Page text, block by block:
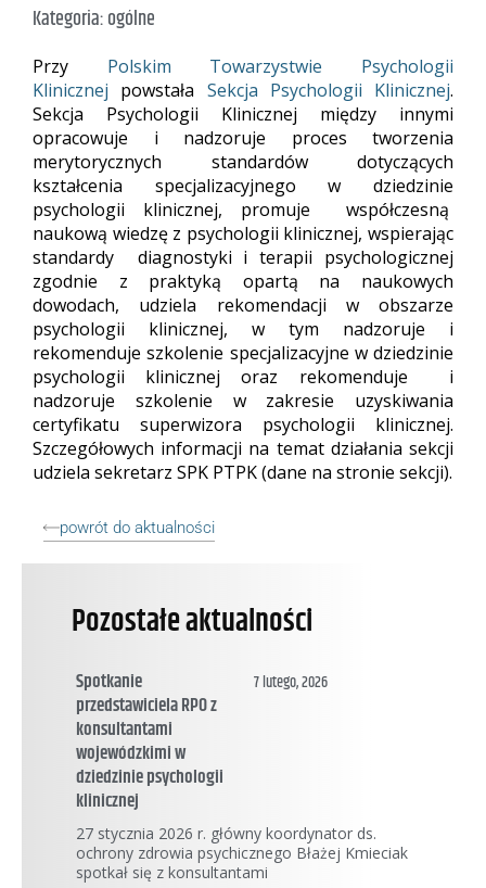
Pozostałe aktualności
Spotkanie
przedstawiciela RPO z
konsultantami
wojewódzkimi w
dziedzinie psychologii
klinicznej
7 lutego, 2026
27 stycznia 2026 r. główny koordynator ds.
ochrony zdrowia psychicznego Błażej Kmieciak
spotkał się z konsultantami
Kategoria:ogólne
Przy Polskim Towarzystwie Psychologii
Klinicznej powstała Sekcja Psychologii Klinicznej.
Sekcja Psychologii Klinicznej między innymi
opracowuje i nadzoruje proces tworzenia
merytorycznych standardów dotyczących
kształcenia specjalizacyjnego w dziedzinie
psychologii klinicznej, promuje współczesną
naukową wiedzę z psychologii klinicznej, wspierając
standardy diagnostyki i terapii psychologicznej
zgodnie z praktyką opartą na naukowych
dowodach, udziela rekomendacji w obszarze
psychologii klinicznej, w tym nadzoruje i
rekomenduje szkolenie specjalizacyjne w dziedzinie
psychologii klinicznej oraz rekomenduje i
nadzoruje szkolenie w zakresie uzyskiwania
certyfikatu superwizora psychologii klinicznej.
Szczegółowych informacji na temat działania sekcji
udziela sekretarz SPK PTPK (dane na stronie sekcji).
powrót do aktualności